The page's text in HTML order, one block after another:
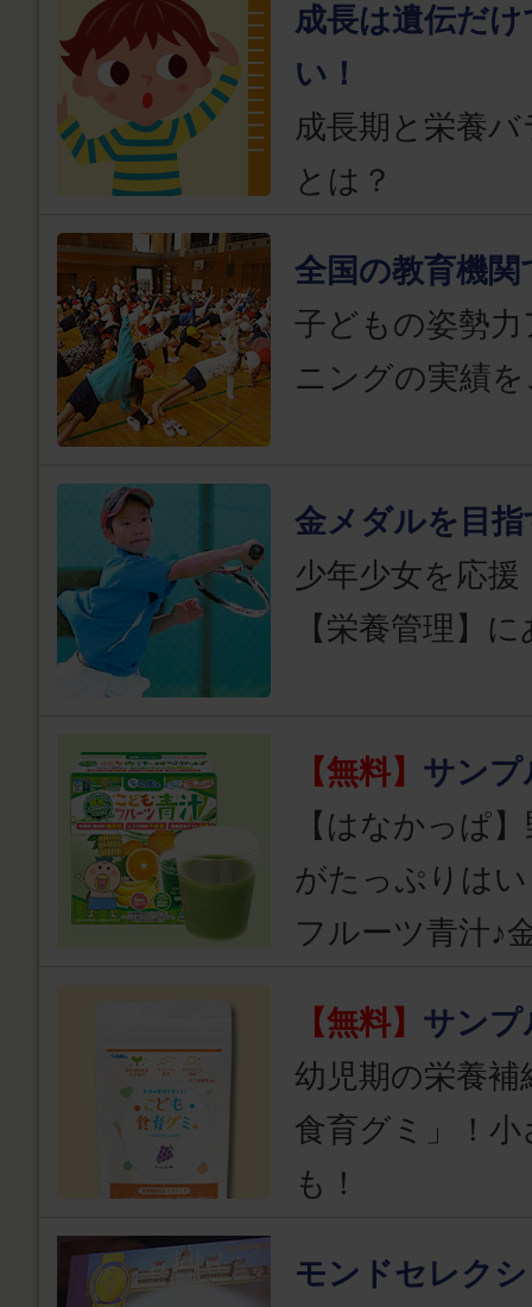
成長は遺伝だ
い！
成長期と栄養
とは？
全国の教育機関
子どもの姿勢
ニングの実績
金メダルを目指
少年少女を応
【栄養管理】
【無料】 サンプ
【はなかっぱ
がたっぷりは
フルーツ青汁♪
【無料】 サンプ
幼児期の栄養
食育グミ」！
も！
モンドセレク